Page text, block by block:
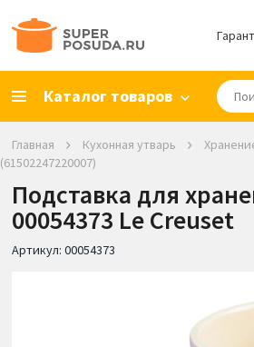
Каталог товаров
Главная Кухонная утварь
(61502247220007)
Подставка для
00054373 Le Creuset
Артикул: 00054373